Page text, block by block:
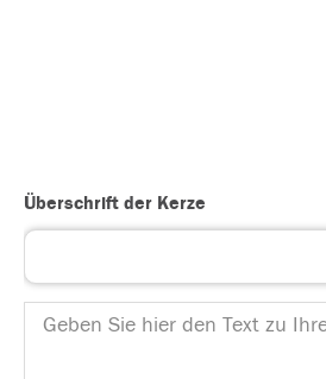
Überschrift der Kerze